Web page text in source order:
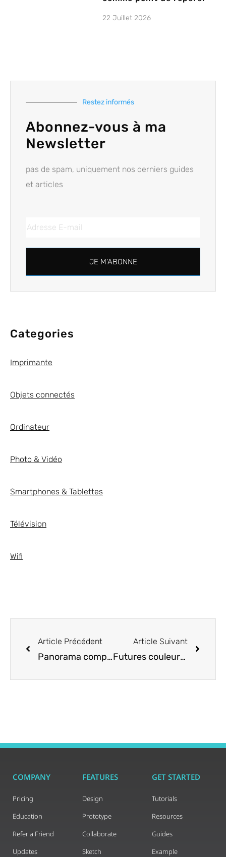
22 Juillet 2026
Restez informés
Abonnez-vous à ma
Newsletter
pas de spam, uniquement nos derniers guides
et articles
JE M'ABONNE
Categories
Imprimante
Objets connectés
Ordinateur
Photo & Vidéo
Smartphones & Tablettes
Télévision
Wifi
Article Précédent
Panorama complet de la prochaine tablette de luxe : la Samsung Galaxy Tab S9 Ultra
Article Suivant
Futures couleurs des Samsung Galaxy Z Fold 5 et Z Flip 5 : du choix pour les amateurs de smartphones pliants
COMPANY
Pricing
Education
Refer a Friend
Updates
FEATURES
Design
Prototype
Collaborate
Sketch
GET STARTED
Tutorials
Resources
Guides
Example